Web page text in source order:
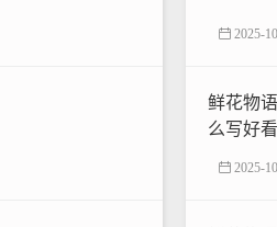
2025-
鲜花物
么写好看
2025-